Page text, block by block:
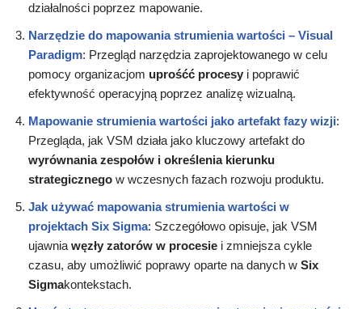
działalności poprzez mapowanie.
Narzędzie do mapowania strumienia wartości – Visual
Paradigm: Przegląd narzędzia zaprojektowanego w celu
pomocy organizacjom uprośćć procesy i poprawić
efektywność operacyjną poprzez analizę wizualną.
Mapowanie strumienia wartości jako artefakt fazy wizji:
Przegląda, jak VSM działa jako kluczowy artefakt do
wyrównania zespołów i określenia kierunku
strategicznego w wczesnych fazach rozwoju produktu.
Jak używać mapowania strumienia wartości w
projektach Six Sigma: Szczegółowo opisuje, jak VSM
ujawniawęzły zatorów w procesie i zmniejsza cykle
czasu, aby umożliwić poprawy oparte na danych w Six
Sigmakontekstach.